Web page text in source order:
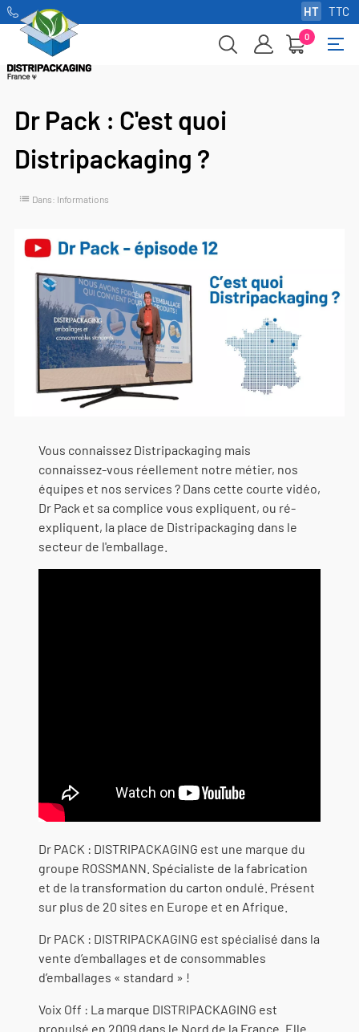
HT TTC
0 ☰
Dr Pack : C'est quoi
Distripackaging ?
list Dans: Informations
Vous connaissez Distripackaging mais
connaissez-vous réellement notre métier, nos
équipes et nos services ? Dans cette courte vidéo,
Dr Pack et sa complice vous expliquent, ou ré-
expliquent, la place de Distripackaging dans le
secteur de l'emballage.
Dr PACK : DISTRIPACKAGING est une marque du
groupe ROSSMANN. Spécialiste de la fabrication
et de la transformation du carton ondulé. Présent
sur plus de 20 sites en Europe et en Afrique.
Dr PACK : DISTRIPACKAGING est spécialisé dans la
vente d’emballages et de consommables
d’emballages « standard » !
Voix Off : La marque DISTRIPACKAGING est
propulsé en 2009 dans le Nord de la France. Elle